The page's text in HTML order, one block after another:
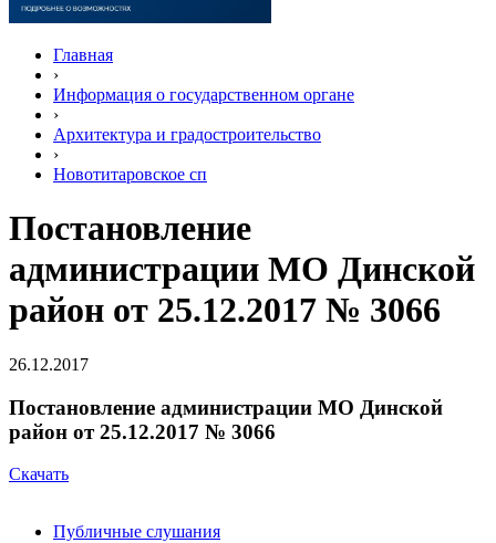
Главная
›
Информация о государственном органе
›
Архитектура и градостроительство
›
Новотитаровское сп
Постановление
администрации МО Динской
район от 25.12.2017 № 3066
26.12.2017
Постановление администрации МО Динской
район от 25.12.2017 № 3066
Скачать
Публичные слушания